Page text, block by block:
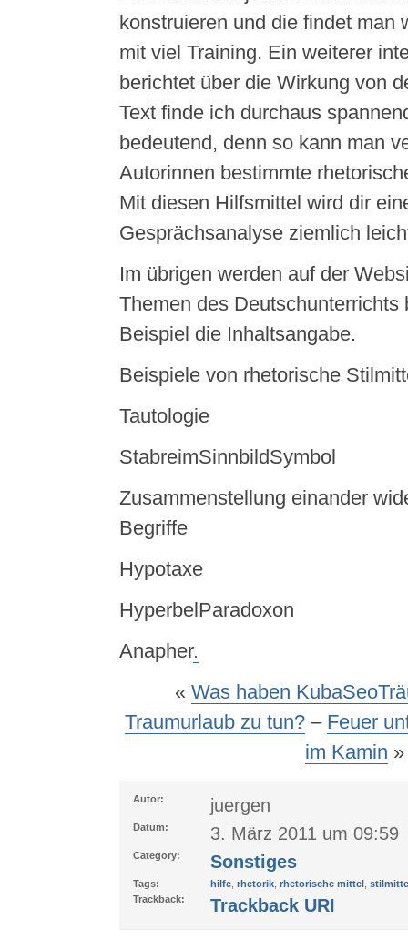
konstruieren und die findet man
mit viel Training. Ein weiterer
berichtet über die Wirkung von
Text finde ich durchaus
bedeutend, denn so kann man
Autorinnen bestimmte
Mit diesen Hilfsmittel wird dir
Gesprächsanalyse ziemlich
Im übrigen werden auf der
Themen des Deutschunterrichts
Beispiel die Inhaltsangabe.
Beispiele von rhetorische
Tautologie
StabreimSinnbildSymbol
Zusammenstellung einander
Begriffe
Hypotaxe
HyperbelParadoxon
Anapher.
« Was haben
Traumurlaub zu tun? – Feuer
im Kamin »
Autor: juergen
Datum: 3. März 2011 um 09:59
Category: Sonstiges
Tags: hilfe, rhetorik, rhetorische mittel,
Trackback:
Trackback URI